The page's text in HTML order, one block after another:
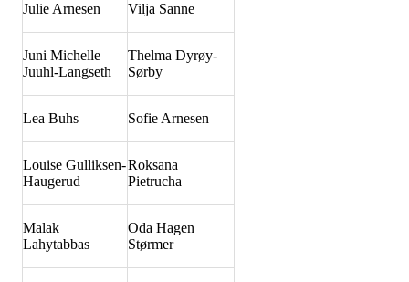
Julie Arnesen Vilja Sanne
Juni Michelle
Juuhl-Langseth
Thelma Dyrøy-
Sørby
Lea Buhs Sofie Arnesen
Louise Gulliksen-
Haugerud
Roksana
Pietrucha
Malak
Lahytabbas
Oda Hagen
Størmer